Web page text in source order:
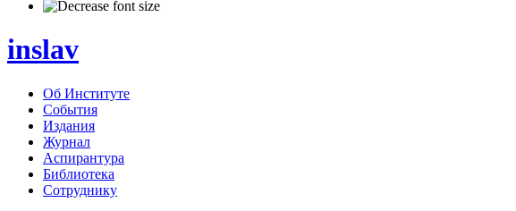
inslav
Об Институте
События
Издания
Журнал
Аспирантура
Библиотека
Сотруднику